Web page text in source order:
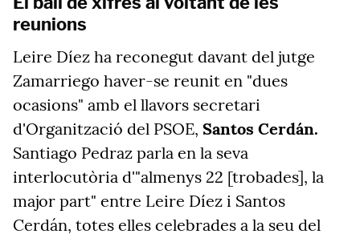
reunions
Leire Díez ha reconegut davant del jutge
Zamarriego haver-se reunit en "dues
ocasions" amb el llavors secretari
d'Organització del PSOE, Santos Cerdán.
Santiago Pedraz parla en la seva
interlocutòria d'"almenys 22 [trobades], la
major part" entre Leire Díez i Santos
Cerdán, totes elles celebrades a la seu del